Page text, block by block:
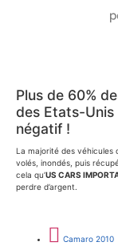
Plus de 60%
des Etats-
négatif !
La majorité des véhicules
volés, inondés, puis
cela qu’US CARS
perdre d’argent.
Camaro 2010